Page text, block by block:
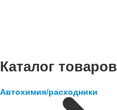
Каталог товаров
Автохимия/расходники